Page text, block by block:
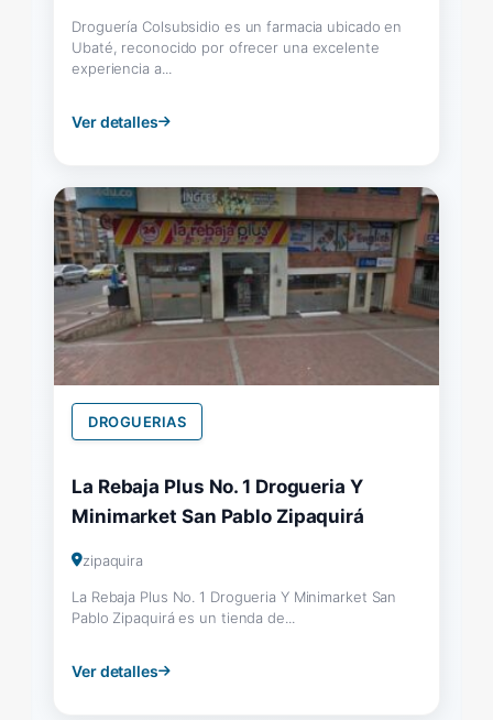
Droguería Colsubsidio es un farmacia ubicado en
Ubaté, reconocido por ofrecer una excelente
experiencia a...
Ver detalles
DROGUERIAS
La Rebaja Plus No. 1 Drogueria Y
Minimarket San Pablo Zipaquirá
zipaquira
La Rebaja Plus No. 1 Drogueria Y Minimarket San
Pablo Zipaquirá es un tienda de...
Ver detalles